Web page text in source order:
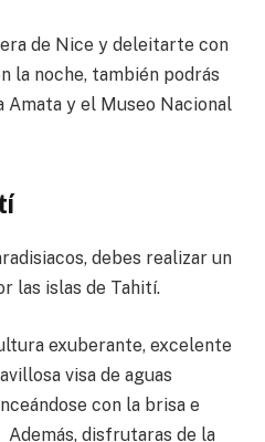
de Nice y deleitarte con
la noche, también podrás
y el Museo Nacional
debes realizar un
las islas de Tahití.
exuberante, excelente
visa de aguas
con la brisa e
disfrutaras de la